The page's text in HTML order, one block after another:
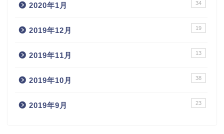
2020年1月 34
2019年12月 19
2019年11月 13
2019年10月 38
2019年9月 23